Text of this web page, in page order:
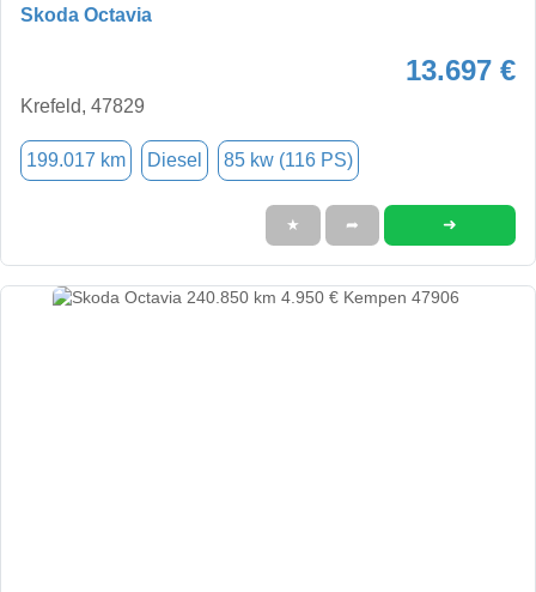
Skoda Octavia
13.697 €
Krefeld, 47829
199.017 km Diesel 85 kw (116 PS)
★ ➦ ➜